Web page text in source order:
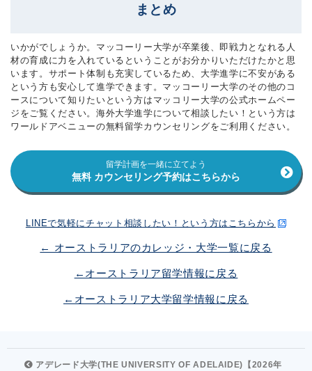
まとめ
いかがでしょうか。マッコーリー大学が卒業後、即戦力となれる人
材の育成に力を入れているということがお分かりいただけたかと思
います。サポート体制も充実しているため、大学進学に不安がある
という方も安心して進学できます。マッコーリー大学のその他のコ
ースについて知りたいという方はマッコリー大学の公式ホームペー
ジをご覧ください。海外大学進学について相談したい！という方は
ワールドアベニューの無料留学カウンセリングをご利用ください。
留学計画を一緒に立てよう
無料 カウンセリング予約はこちらから
LINEで気軽にチャット相談したい！という方はこちらから
← オーストラリアのカレッジ・大学一覧に戻る
←オーストラリア留学情報に戻る
←オーストラリア大学留学情報に戻る
アデレード大学(THE UNIVERSITY OF ADELAIDE)【2026年